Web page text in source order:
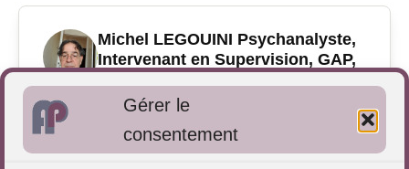
Gérer le
consentement
Michel LEGOUINI Psychanalyste,
Intervenant en Supervision, GAP,
Paris
Psychanalyste membre FF2P et Intervenant
ifapsmssouffranceautravail.fr , Membre Réseau ...